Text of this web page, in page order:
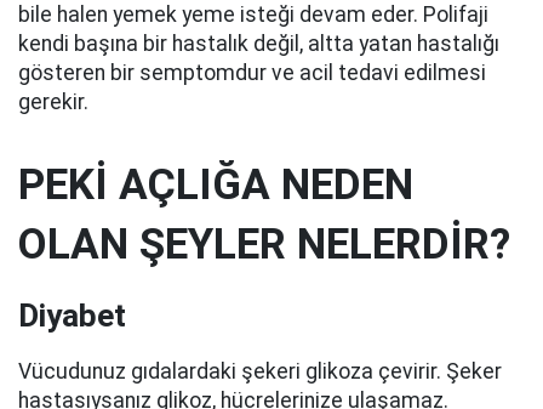
bile halen yemek yeme isteği devam eder. Polifaji
kendi başına bir hastalık değil, altta yatan hastalığı
gösteren bir semptomdur ve acil tedavi edilmesi
gerekir.
PEKİ AÇLIĞA NEDEN
OLAN ŞEYLER NELERDİR?
Diyabet
Vücudunuz gıdalardaki şekeri glikoza çevirir. Şeker
hastasıysanız glikoz, hücrelerinize ulaşamaz.